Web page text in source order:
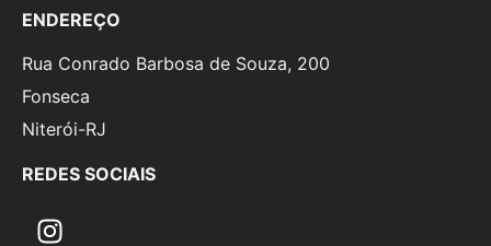
ENDEREÇO
Rua Conrado Barbosa de Souza, 200
Fonseca
Niterói-RJ
REDES SOCIAIS